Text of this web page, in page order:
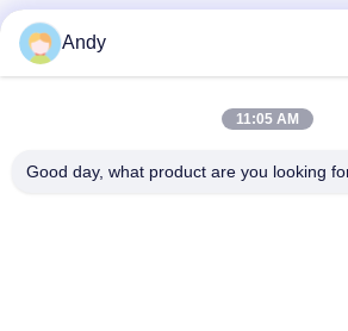
Andy
11:05 AM
Good day, what product are you looking